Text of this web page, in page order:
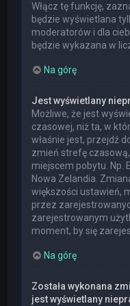
Włącz tę funkcję,
będzie wyświetlana
moderatorów i dla
będzie wykazana w
Na górę
Jest wyświetlany
Możliwe, że jest
czasowej, niż ta, w
właśnie jest, przejdź
zmień strefę
miejscem pobytu. Np.
Nowa Zelandia.
większości ustawień,
przez
zarejestrowanym
moment, by się
Na górę
Została wykonana
jest wyświetlany